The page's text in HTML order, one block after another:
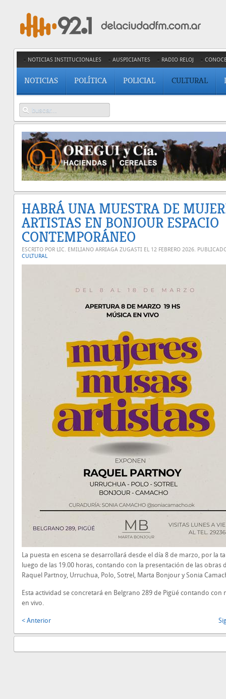
NOTICIAS INSTITUCIONALES AUSPICIANTES RADIO RELOJ
NOTICIAS POLÍTICA POLICIAL CULTURAL
HABRÁ UNA MUESTRA DE
ARTISTAS EN BONJOUR ESPACIO
CONTEMPORÁNEO
ESCRITO POR LIC. EMILIANO ARRIAGA ZUGASTI EL 12 FEBRERO 2026.
CULTURAL
La puesta en escena se desarrollará desde el día 8 de marzo, por la
luego de las 19.00 horas, contando con la presentación de las obras
Raquel Partnoy, Urruchua, Polo, Sotrel, Marta Bonjour y Sonia
Esta actividad se concretará en Belgrano 289 de Pigüé contando con
en vivo.
< Anterior